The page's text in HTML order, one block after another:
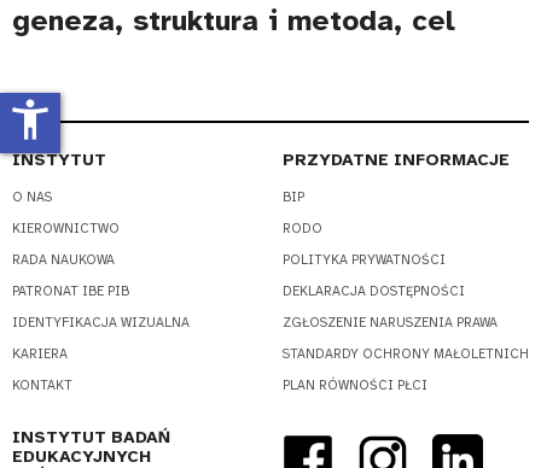
geneza, struktura i metoda, cel
INSTYTUT
O NAS
KIEROWNICTWO
RADA NAUKOWA
PATRONAT IBE PIB
IDENTYFIKACJA WIZUALNA
KARIERA
KONTAKT
PRZYDATNE INFORMACJE
BIP
RODO
POLITYKA PRYWATNOŚCI
DEKLARACJA DOSTĘPNOŚCI
ZGŁOSZENIE NARUSZENIA PRAWA
STANDARDY OCHRONY MAŁOLETNICH
PLAN RÓWNOŚCI PŁCI
INSTYTUT BADAŃ
EDUKACYJNYCH
accessibility_new